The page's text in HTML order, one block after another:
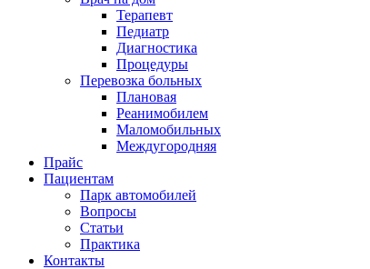
Терапевт
Педиатр
Диагностика
Процедуры
Перевозка больных
Плановая
Реанимобилем
Маломобильных
Междугородняя
Прайс
Пациентам
Парк автомобилей
Вопросы
Статьи
Практика
Контакты